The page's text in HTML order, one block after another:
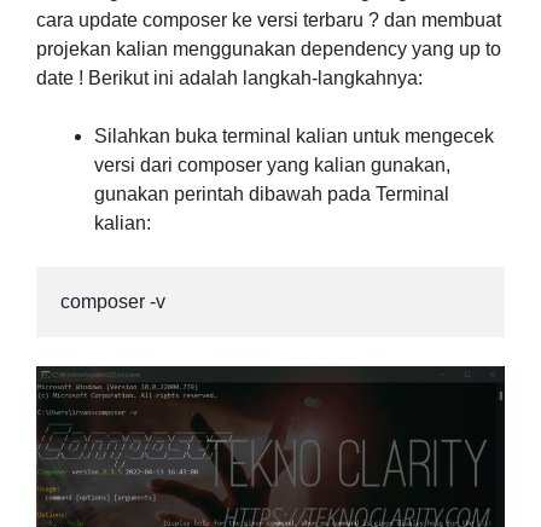
cara update composer ke versi terbaru ? dan membuat
projekan kalian menggunakan dependency yang up to
date ! Berikut ini adalah langkah-langkahnya:
Silahkan buka terminal kalian untuk mengecek
versi dari composer yang kalian gunakan,
gunakan perintah dibawah pada Terminal
kalian:
composer -v